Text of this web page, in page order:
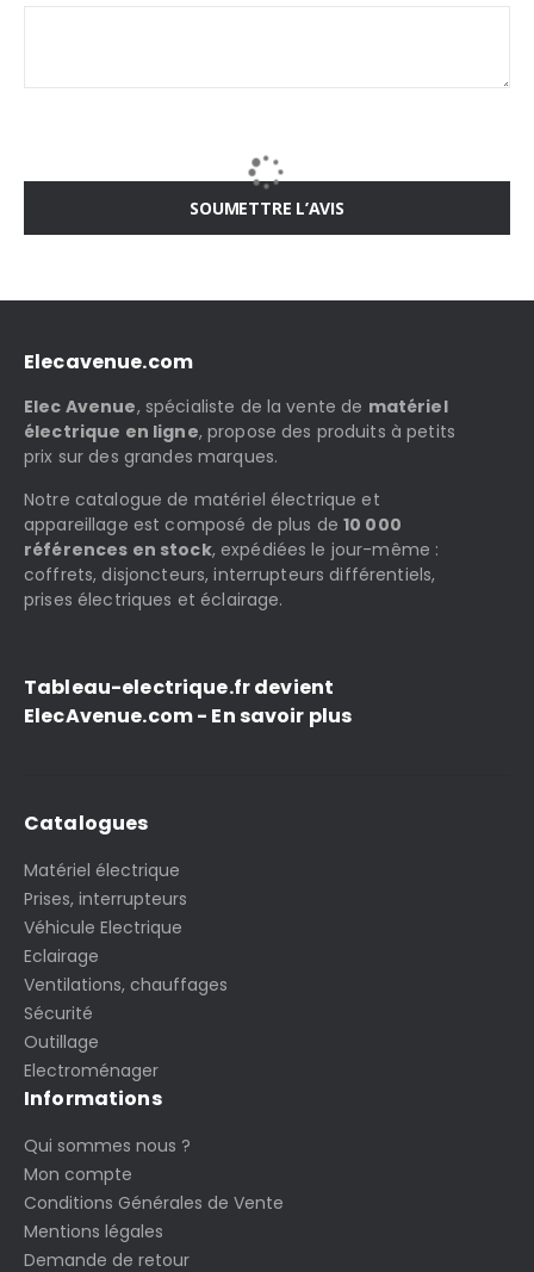
SOUMETTRE L’AVIS
Elecavenue.com
Elec Avenue, spécialiste de la vente de matériel
électrique en ligne, propose des produits à petits
prix sur des grandes marques.
Notre catalogue de matériel électrique et
appareillage est composé de plus de10 000
références en stock, expédiées le jour-même :
coffrets, disjoncteurs, interrupteurs différentiels,
prises électriques et éclairage.
Tableau-electrique.fr devient
ElecAvenue.com - En savoir plus
Catalogues
Matériel électrique
Prises, interrupteurs
Véhicule Electrique
Eclairage
Ventilations, chauffages
Sécurité
Outillage
Electroménager
Informations
Qui sommes nous ?
Mon compte
Conditions Générales de Vente
Mentions légales
Demande de retour